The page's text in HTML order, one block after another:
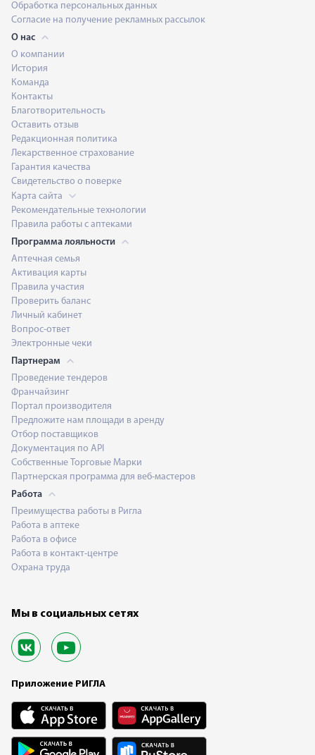
Обработка персональных данных
Согласие на получение рекламных рассылок
О нас
О компании
История
Команда
Контакты
Благотворительность
Оставить отзыв
Редакционная политика
Лекарственное страхование
Гарантия качества
Свидетельство о поверке
Карта сайта
Рекомендательные технологии
Правила работы с аптеками
Программа лояльности
Аптечная семья
Активация карты
Правила участия
Проверить баланс
Личный кабинет
Вопрос-ответ
Электронные чеки
Партнерам
Проведение тендеров
Франчайзинг
Портал производителя
Предложите нам площади в аренду
Отбор поставщиков
Документация по API
Собственные Торговые Марки
Партнерская программа для веб-мастеров
Работа
Преимущества работы в Ригла
Работа в аптеке
Работа в офисе
Работа в контакт-центре
Охрана труда
Мы в социальных сетях
Приложение РИГЛА